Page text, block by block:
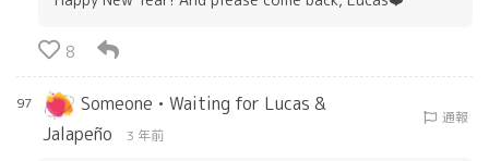
8
97
Someone • Waiting for Lucas &
Jalapeño
3 年前
通報